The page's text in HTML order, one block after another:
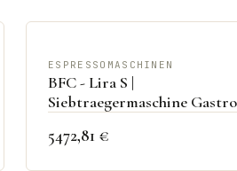
ESPRESSOMASCHINEN
BFC - Lira S |
Siebtraegermaschine Gastro
5472,81 €